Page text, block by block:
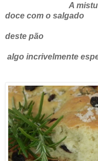
A
doce com o salgado
deste pão
algo incrivelmente